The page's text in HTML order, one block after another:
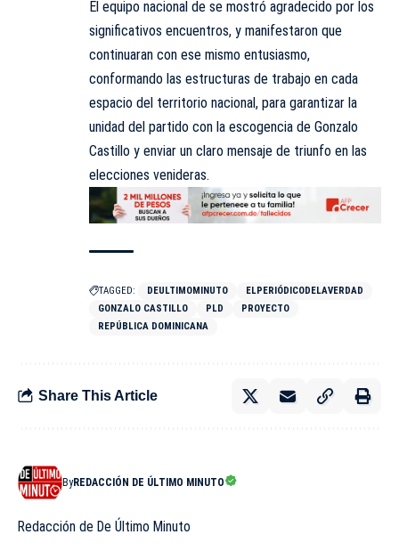
El equipo nacional de se mostró agradecido por los
significativos encuentros, y manifestaron que
continuaran con ese mismo entusiasmo,
conformando las estructuras de trabajo en cada
espacio del territorio nacional, para garantizar la
unidad del partido con la escogencia de Gonzalo
Castillo y enviar un claro mensaje de triunfo en las
elecciones venideras.
TAGGED: DEULTIMOMINUTO
ELPERIÓDICODELAVERDAD
GONZALO CASTILLO
PLD
PROYECTO
REPÚBLICA DOMINICANA
Share This Article
ByREDACCIÓN DE ÚLTIMO MINUTO
Redacción de De Último Minuto